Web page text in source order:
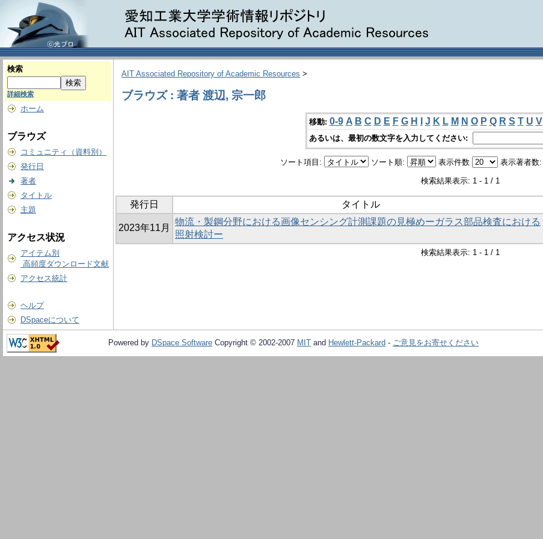
検索
詳細検索
ホーム
ブラウズ
コミュニティ（資料別）
発行日
著者
タイトル
主題
アクセス状況
アイテム別
高頻度ダウンロード文献
アクセス統計
ヘルプ
DSpaceについて
AIT Associated Repository of Academic Resources >
ブラウズ : 著者 渡辺, 宗一郎
移動: 0-9 A B C D E F G H J K L M N O P Q R S T U V
あるいは、最初の数文字を入力してください:
ソート項目: ソート順: 表示件数 表示著者数:
検索結果表示: 1 - 1 / 1
発行日 タイトル
2023年11月
物流・製鋼分野における画像センシング計測課題の見極めーガラス部品検査における
照射検討ー
検索結果表示: 1 - 1 / 1
Powered by DSpace Software Copyright © 2002-2007 MIT and Hewlett-Packard - ご意見をお寄せください